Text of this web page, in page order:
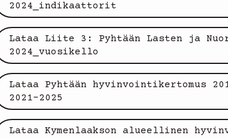
2024_indikaattorit
Lataa Liite 3: Pyhtään Lasten ja
2024_vuosikello
Lataa Pyhtään hyvinvointikertomus
2021-2025
Lataa Kymenlaakson alueellinen